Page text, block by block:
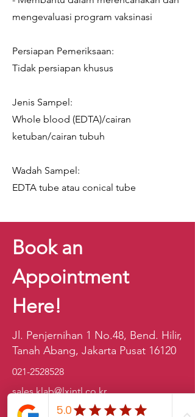
mengevaluasi program vaksinasi
Persiapan Pemeriksaan:
Tidak persiapan khusus
Jenis Sampel:
Whole blood (EDTA)/cairan
ketuban/cairan tubuh
Wadah Sampel:
EDTA tube atau conical tube
Book an
Appointment
Here!
Jl. Penjernihan 1 No.48, Bend. Hilir,
Tanah Abang, Jakarta Pusat 16120
021-2528528
sales.klab@lxintl.co.kr